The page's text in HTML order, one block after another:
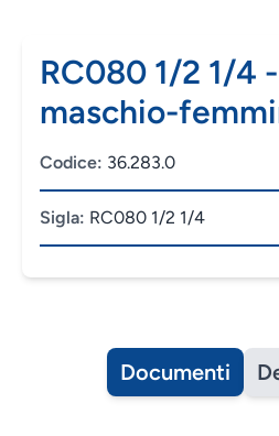
RC080 1/2 1/4
maschio-
Codice: 36.283.0
Sigla: RC080 1/2 1/4
Documenti